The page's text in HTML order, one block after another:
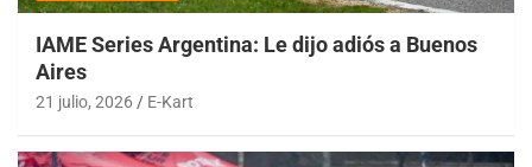
IAME Series Argentina: Le dijo adiós a Buenos
Aires
21 julio, 2026 E-Kart